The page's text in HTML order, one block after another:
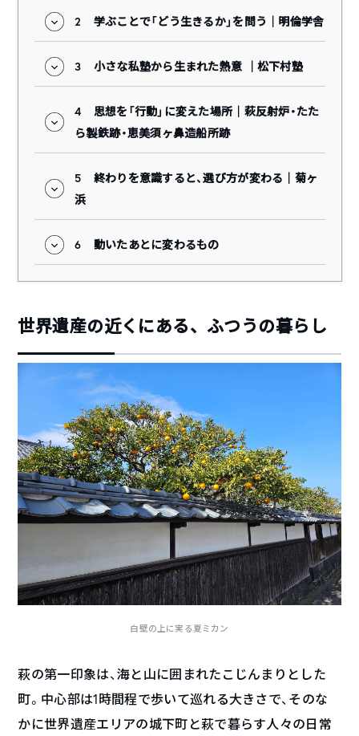
2 学ぶことで「どう生きるか」を問う｜明倫学舎
3 小さな私塾から生まれた熱意 ｜松下村塾
4
思想を「行動」に変えた場所｜萩反射炉・たた
ら製鉄跡・恵美須ヶ鼻造船所跡
5
終わりを意識すると、選び方が変わる｜菊ヶ
浜
6 動いたあとに変わるもの
世界遺産の近くにある、ふつうの暮らし
白壁の上に実る夏ミカン
萩の第一印象は、海と山に囲まれたこじんまりとした
町。中心部は1時間程で歩いて巡れる大きさで、そのな
かに世界遺産エリアの城下町と萩で暮らす人々の日常